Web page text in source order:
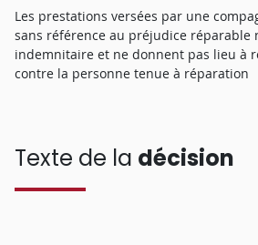
Les prestations versées par une
sans référence au préjudice réparable
indemnitaire et ne donnent pas lieu à
contre la personne tenue à réparation
Texte de la décision